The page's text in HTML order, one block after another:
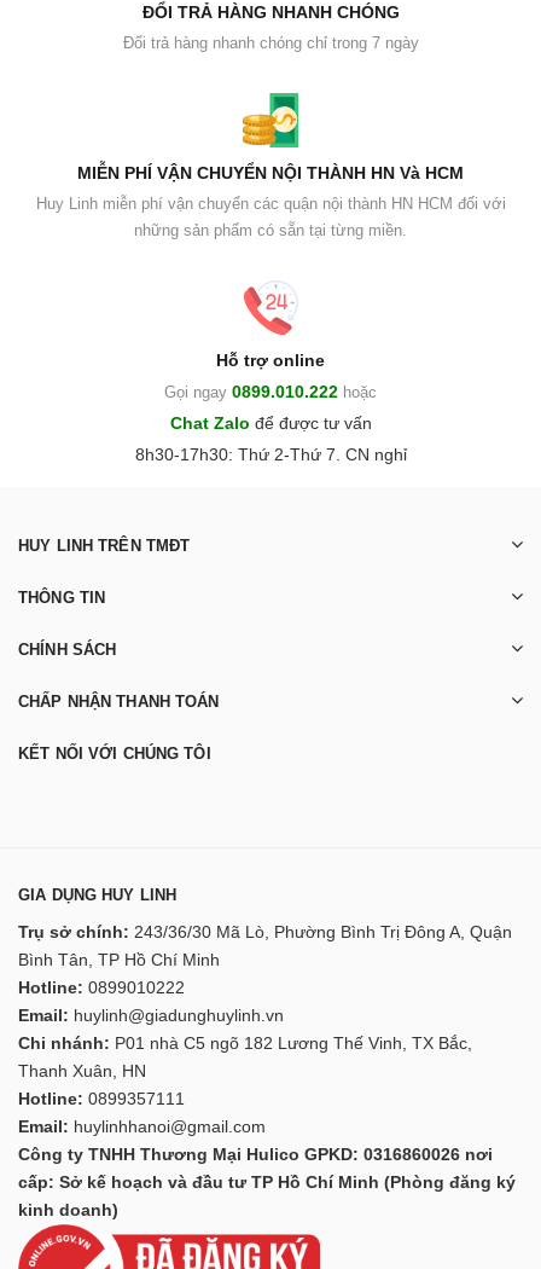
ĐỔI TRẢ HÀNG NHANH CHÓNG
Đổi trả hàng nhanh chóng chỉ trong 7 ngày
MIỄN PHÍ VẬN CHUYỂN NỘI THÀNH HN Và HCM
Huy Linh miễn phí vận chuyển các quận nội thành HN HCM đối với
những sản phẩm có sẵn tại từng miền.
Hỗ trợ online
Gọi ngay 0899.010.222 hoặc
Chat Zalo để được tư vấn
8h30-17h30: Thứ 2-Thứ 7. CN nghỉ
HUY LINH TRÊN TMĐT
THÔNG TIN
CHÍNH SÁCH
CHẤP NHẬN THANH TOÁN
KẾT NỐI VỚI CHÚNG TÔI
GIA DỤNG HUY LINH
Trụ sở chính: 243/36/30 Mã Lò, Phường Bình Trị Đông A, Quận
Bình Tân, TP Hồ Chí Minh
Hotline: 0899010222
Email: huylinh@giadunghuylinh.vn
Chi nhánh: P01 nhà C5 ngõ 182 Lương Thế Vinh, TX Bắc,
Thanh Xuân, HN
Hotline: 0899357111
Email: huylinhhanoi@gmail.com
Công ty TNHH Thương Mại Hulico GPKD: 0316860026 nơi
cấp: Sở kế hoạch và đầu tư TP Hồ Chí Minh (Phòng đăng ký
kinh doanh)